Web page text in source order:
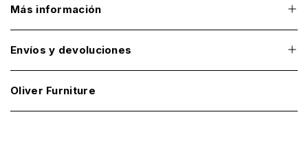
Más información
Envíos y devoluciones
Oliver Furniture